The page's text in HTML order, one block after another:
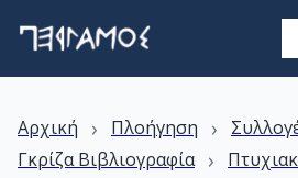
Αρχική › Πλοήγηση ›
Γκρίζα Βιβλιογραφία ›